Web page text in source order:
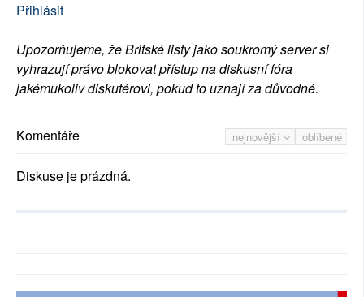
Přihlásit
Upozorňujeme, že Britské listy jako soukromý server si
vyhrazují právo blokovat přístup na diskusní fóra
jakémukoliv diskutérovi, pokud to uznají za důvodné.
nejnovější oblíbené
Komentáře
Diskuse je prázdná.